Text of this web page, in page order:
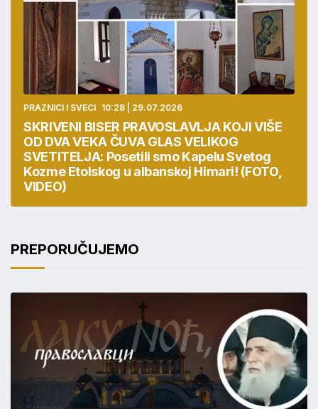
PRAZNICI I SVECI 10:28 | 29.07.2026
SKRIVENI BISER PRAVOSLAVLJA KOJI VIŠE
OD DVA VEKA ČUVA GLAS VELIKOG
SVETITELJA: Posetili smo Kapelu Svetog
Kozme Etolskog u albanskoj Himari! (FOTO,
VIDEO)
PREPORUČUJEMO